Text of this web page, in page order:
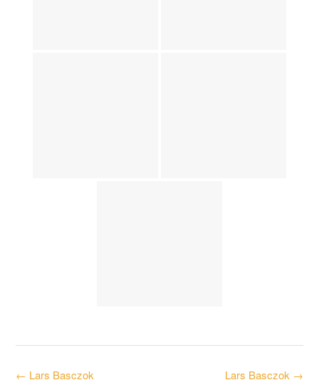
Post Lars Basczok →
← Lars Basczok